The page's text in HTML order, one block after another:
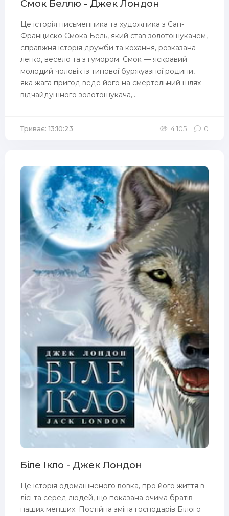
Смок Беллю - Джек Лондон
Це історія письменника та художника з Сан-
Франциско Смока Бель, який став золотошукачем,
справжня історія дружби та кохання, розказана
легко, весело та з гумором. Смок — яскравий
молодий чоловік із типової буржуазної родини,
яка жага пригод веде його на смертельний шлях
відчайдушного золотошукача,...
Триває: 13:10:23 4 105 0
Біле Ікло - Джек Лондон
Це історія одомашненого вовка, про його життя в
лісі та серед людей, що показана очима братів
наших менших. Постійна зміна господарів Білого